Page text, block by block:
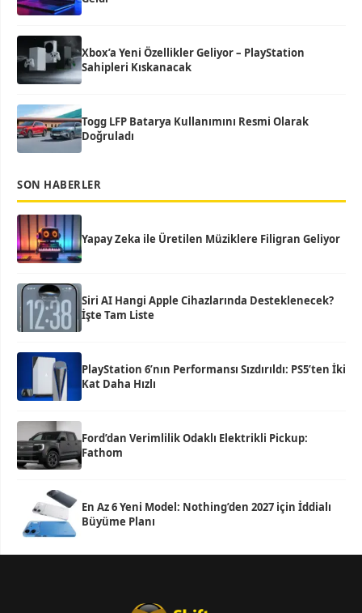
Xbox’a Yeni Özellikler Geliyor – PlayStation
Sahipleri Kıskanacak
Togg LFP Batarya Kullanımını Resmi Olarak
Doğruladı
SON HABERLER
Yapay Zeka ile Üretilen Müziklere Filigran Geliyor
Siri AI Hangi Apple Cihazlarında Desteklenecek?
İşte Tam Liste
PlayStation 6’nın Performansı Sızdırıldı: PS5’ten İki
Kat Daha Hızlı
Ford’dan Verimlilik Odaklı Elektrikli Pickup:
Fathom
En Az 6 Yeni Model: Nothing’den 2027 için İddialı
Büyüme Planı